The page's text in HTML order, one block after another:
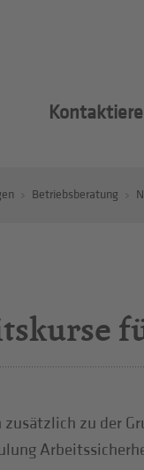
Betriebsberatung
zu der